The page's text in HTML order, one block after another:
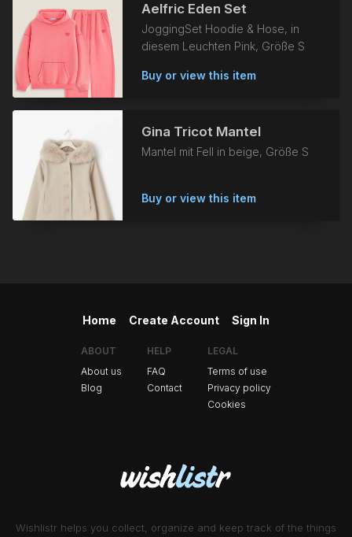
Aelfric Eden Set
JoggingSet Hoodie & Hose, in
diesem Leuchten Pink, Größe S
Buy or view this item
Gina Tricot Mantel
Mantel mit Fell in beige, Größe S
Buy or view this item
Wishlistr helps you collect, organize and keep track of the things
Home Create Account Sign In
ABOUT
About us
Blog
HELP
FAQ
Contact
LEGAL
Terms of use
Privacy policy
Cookies